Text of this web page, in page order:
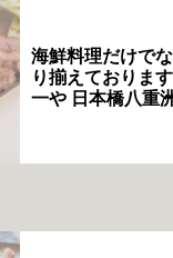
海鮮料理だけで
り揃えておりま
一や 日本橋八重